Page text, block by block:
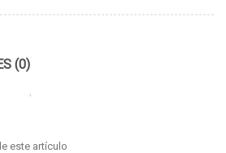
(0)